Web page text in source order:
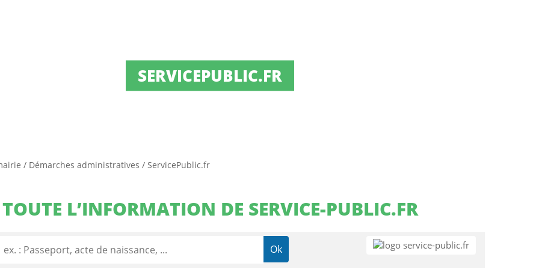
SERVICEPUBLIC.FR
/ Démarches administratives / ServicePublic.fr
TOUTE L’INFORMATION DE SERVICE-PUBLIC.FR